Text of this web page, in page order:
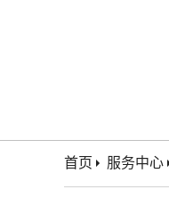
首页 服务中心